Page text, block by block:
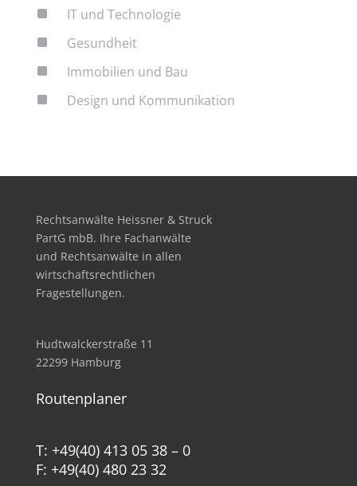
^ IT und Technologie
^ Gesundheit
^ Immobilien und Bau
^ Design und Kommunikation
Rechtsanwälte Heissner & Struck
PartG mbB. Ihre Fachanwälte
und Rechtsanwälte in allen
wirtschafts­rechtlichen
Fragestellungen.
Hudtwalckerstraße 11
22299 Hamburg
Routenplaner
T: +49(40) 413 05 38 – 0
F: +49(40) 480 23 32